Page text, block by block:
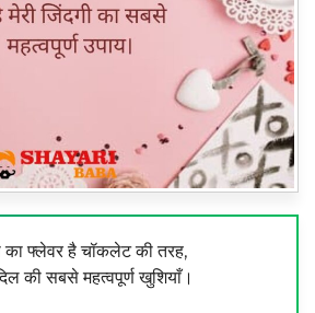
का फ्लेवर है चॉकलेट की तरह,
की सबसे महत्वपूर्ण खुशियाँ।